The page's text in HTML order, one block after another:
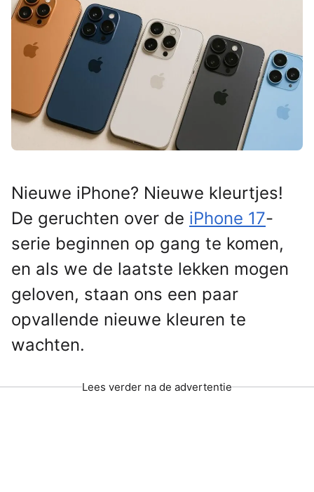
Nieuwe iPhone? Nieuwe kleurtjes!
De geruchten over de iPhone 17-
serie beginnen op gang te komen,
en als we de laatste lekken mogen
geloven, staan ons een paar
opvallende nieuwe kleuren te
wachten.
Lees verder na de advertentie